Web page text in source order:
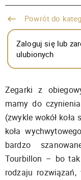
Powrót do
Zaloguj się lub
ulubionych
Zegarki z
mamy do
(zwykle wokół koła
koła
bardzo
Tourbillon – bo
rodzaju